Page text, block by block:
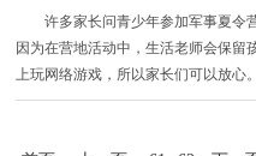
许多家长问青少年参加军事夏令营
因为在营地活动中，生活老师会保留
上玩网络游戏，所以家长们可以放心。